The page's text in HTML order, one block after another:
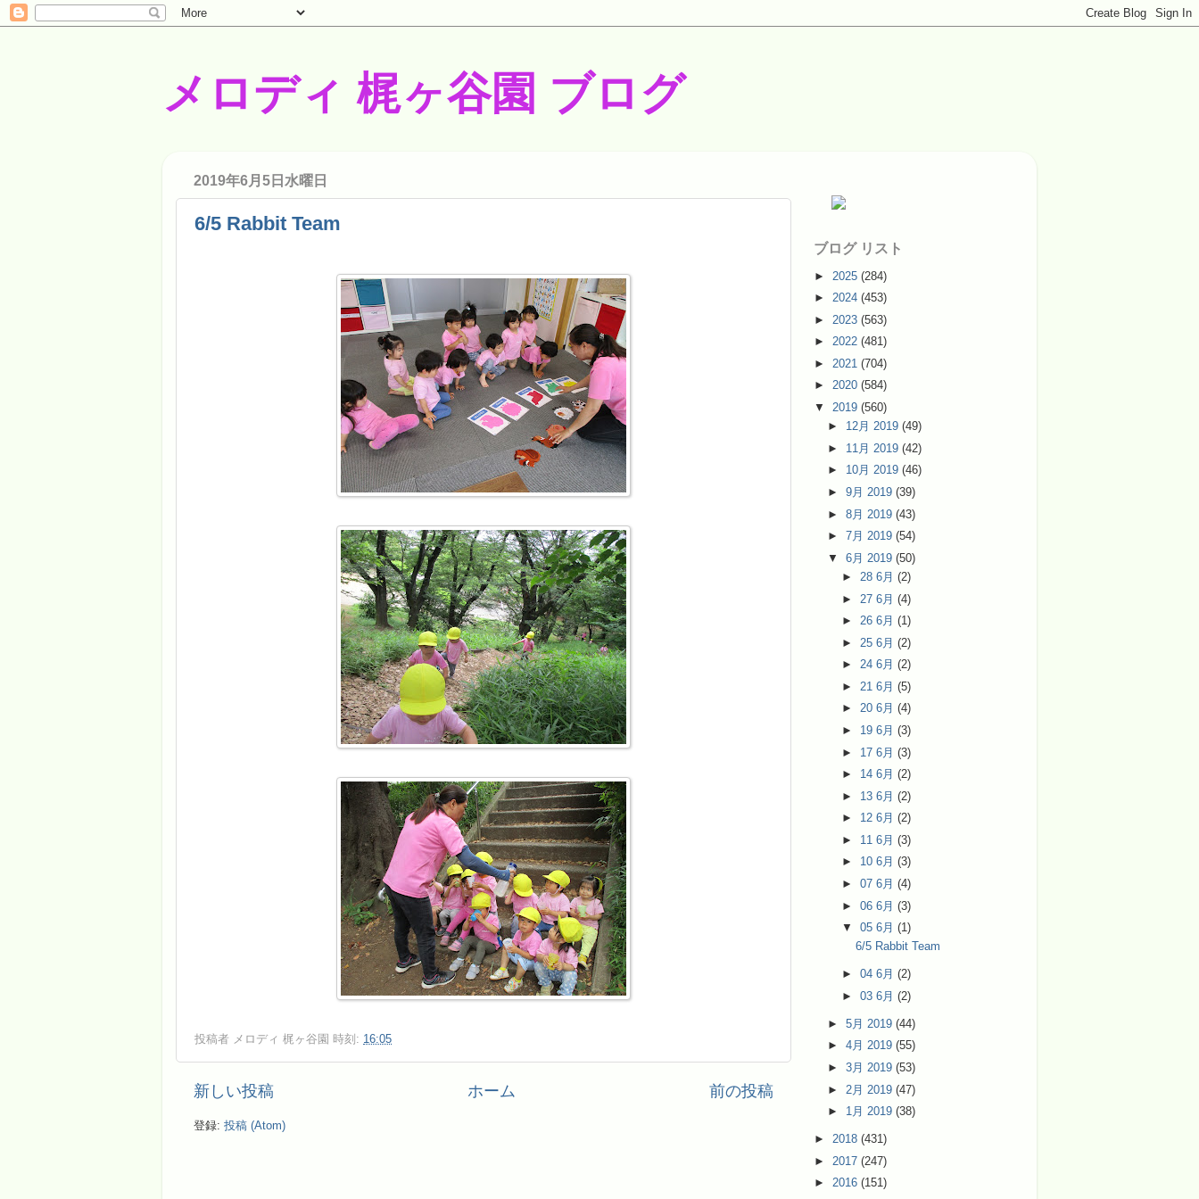
メロディ 梶ヶ谷園 ブログ
2019年6月5日水曜日
6/5 Rabbit Team
投稿者 メロディ 梶ヶ谷園 時刻: 16:05
新しい投稿 前の投稿
ホーム
登録: 投稿 (Atom)
ブログ リスト
► 2025 (284)
► 2024 (453)
► 2023 (563)
► 2022 (481)
► 2021 (704)
► 2020 (584)
▼ 2019 (560)
► 12月 2019(49)
► 11月 2019(42)
► 10月 2019(46)
►9月 2019(39)
►8月 2019(43)
►7月 2019(54)
▼6月 2019(50)
► 28 6月 (2)
► 27 6月 (4)
► 26 6月 (1)
► 25 6月 (2)
► 24 6月 (2)
► 21 6月 (5)
► 20 6月 (4)
► 19 6月 (3)
► 17 6月 (3)
► 14 6月 (2)
► 13 6月 (2)
► 12 6月 (2)
► 11 6月 (3)
► 10 6月 (3)
► 07 6月 (4)
► 06 6月 (3)
▼ 05 6月 (1)
6/5 Rabbit Team
► 04 6月 (2)
► 03 6月 (2)
►5月 2019(44)
►4月 2019(55)
►3月 2019(53)
► 2月 2019(47)
► 1月 2019(38)
► 2018 (431)
► 2017 (247)
► 2016 (151)